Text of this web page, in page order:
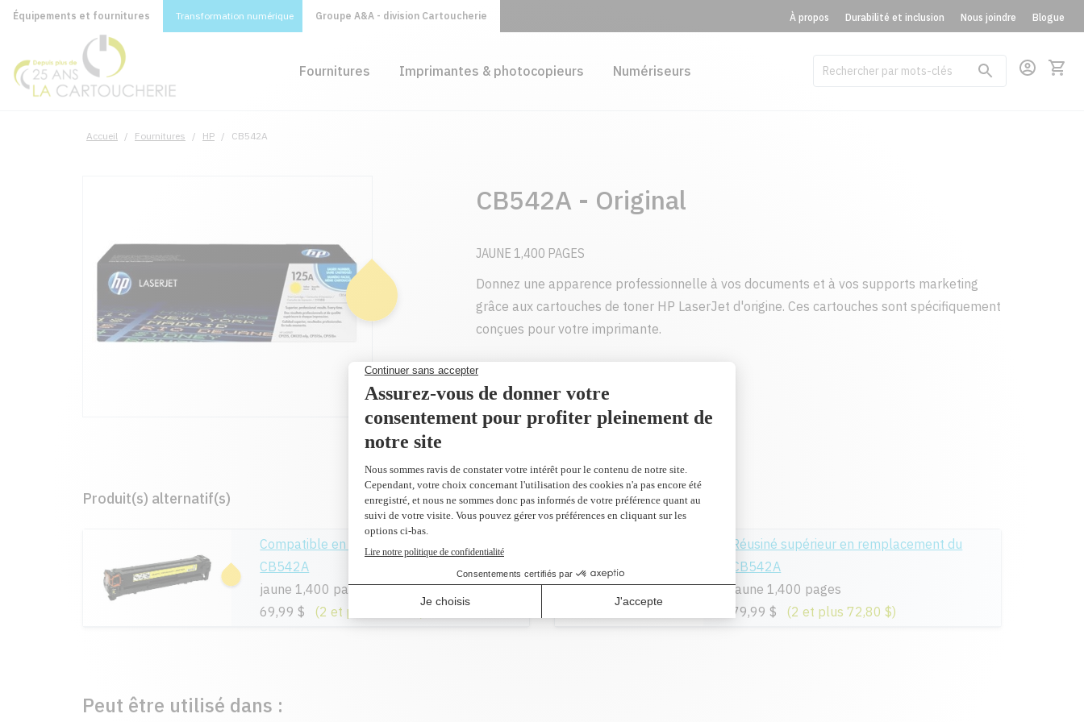
Équipements et fournitures Transformation numérique Groupe A&A - division Cartoucherie À propos Durabilité et inclusion Nous joindre Blogue
Fournitures Imprimantes & photocopieurs Numériseurs
Accueil / Fournitures / HP / CB542A
CB542A - Original
JAUNE 1,400 PAGES
Donnez une apparence professionnelle à vos documents et à vos supports marketing
grâce aux cartouches de toner HP LaserJet d'origine. Ces cartouches sont spécifiquement
conçues pour votre imprimante.
151,99 $
AJOUTER AU PANIER
Produit(s) alternatif(s)
Compatible en remplacement du
CB542A
jaune 1,400 pages
69,99 $
(2 et plus 66,40 $)
Réusiné supérieur en remplacement du
CB542A
jaune 1,400 pages
79,99 $
(2 et plus 72,80 $)
Peut être utilisé dans :